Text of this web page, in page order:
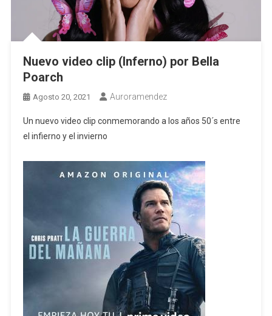
Nuevo video clip (Inferno) por Bella
Poarch
Agosto 20, 2021 Auroramendez
Un nuevo video clip conmemorando a los años 50´s entre
el infierno y el invierno